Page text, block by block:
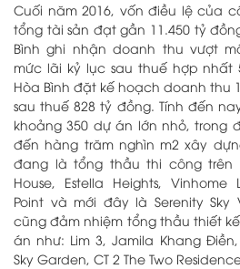
Cuối năm 2016, vốn điều lệ của
tổng tài sản đạt gần 11.450 tỷ
Bình ghi nhận doanh thu vượt
mức lãi kỷ lục sau thuế hợp nhất
Hòa Bình đặt kế hoạch doanh thu
sau thuế 828 tỷ đồng. Tính đến
khoảng 350 dự án lớn nhỏ, trong
đến hàng trăm nghìn m2 xây
đang là tổng thầu thi công trên
House, Estella Heights, Vinhome
Point và mới đây là Serenity Sky
cũng đảm nhiệm tổng thầu thiết
án như: Lim 3, Jamila Khang Điền,
Sky Garden, CT 2 The Two